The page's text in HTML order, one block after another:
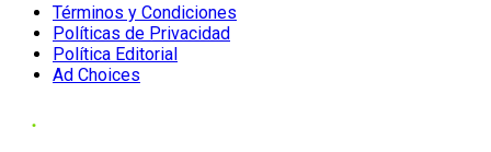
Términos y Condiciones
Políticas de Privacidad
Política Editorial
Ad Choices